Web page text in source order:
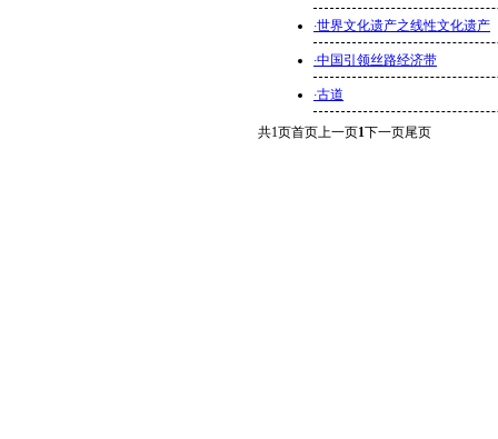
·世界文化遗产之线性文化遗产
·中国引领丝路经济带
·古道
共1页首页上一页1下一页尾页